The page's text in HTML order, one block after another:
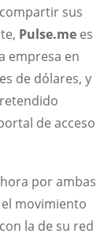
sus
Pulse.me es
empresa en
de dólares, y
de acceso
por ambas
movimiento
la de su red